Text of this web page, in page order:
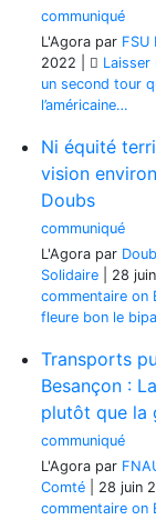
communiqué
L'Agora par FSU
2022
Laisser
un second tour
l’américaine…
Ni équité
vision
Doubs
communiqué
L'Agora par
Solidaire
28
commentaire on
fleure bon le
Transports
Besançon :
plutôt que la
communiqué
L'Agora par
Comté
28 juin
commentaire on